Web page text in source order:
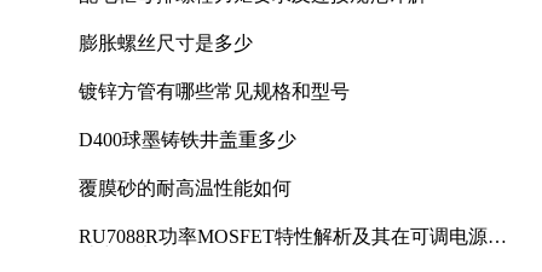
膨胀螺丝尺寸是多少
镀锌方管有哪些常见规格和型号
D400球墨铸铁井盖重多少
覆膜砂的耐高温性能如何
RU7088R功率MOSFET特性解析及其在可调电源设